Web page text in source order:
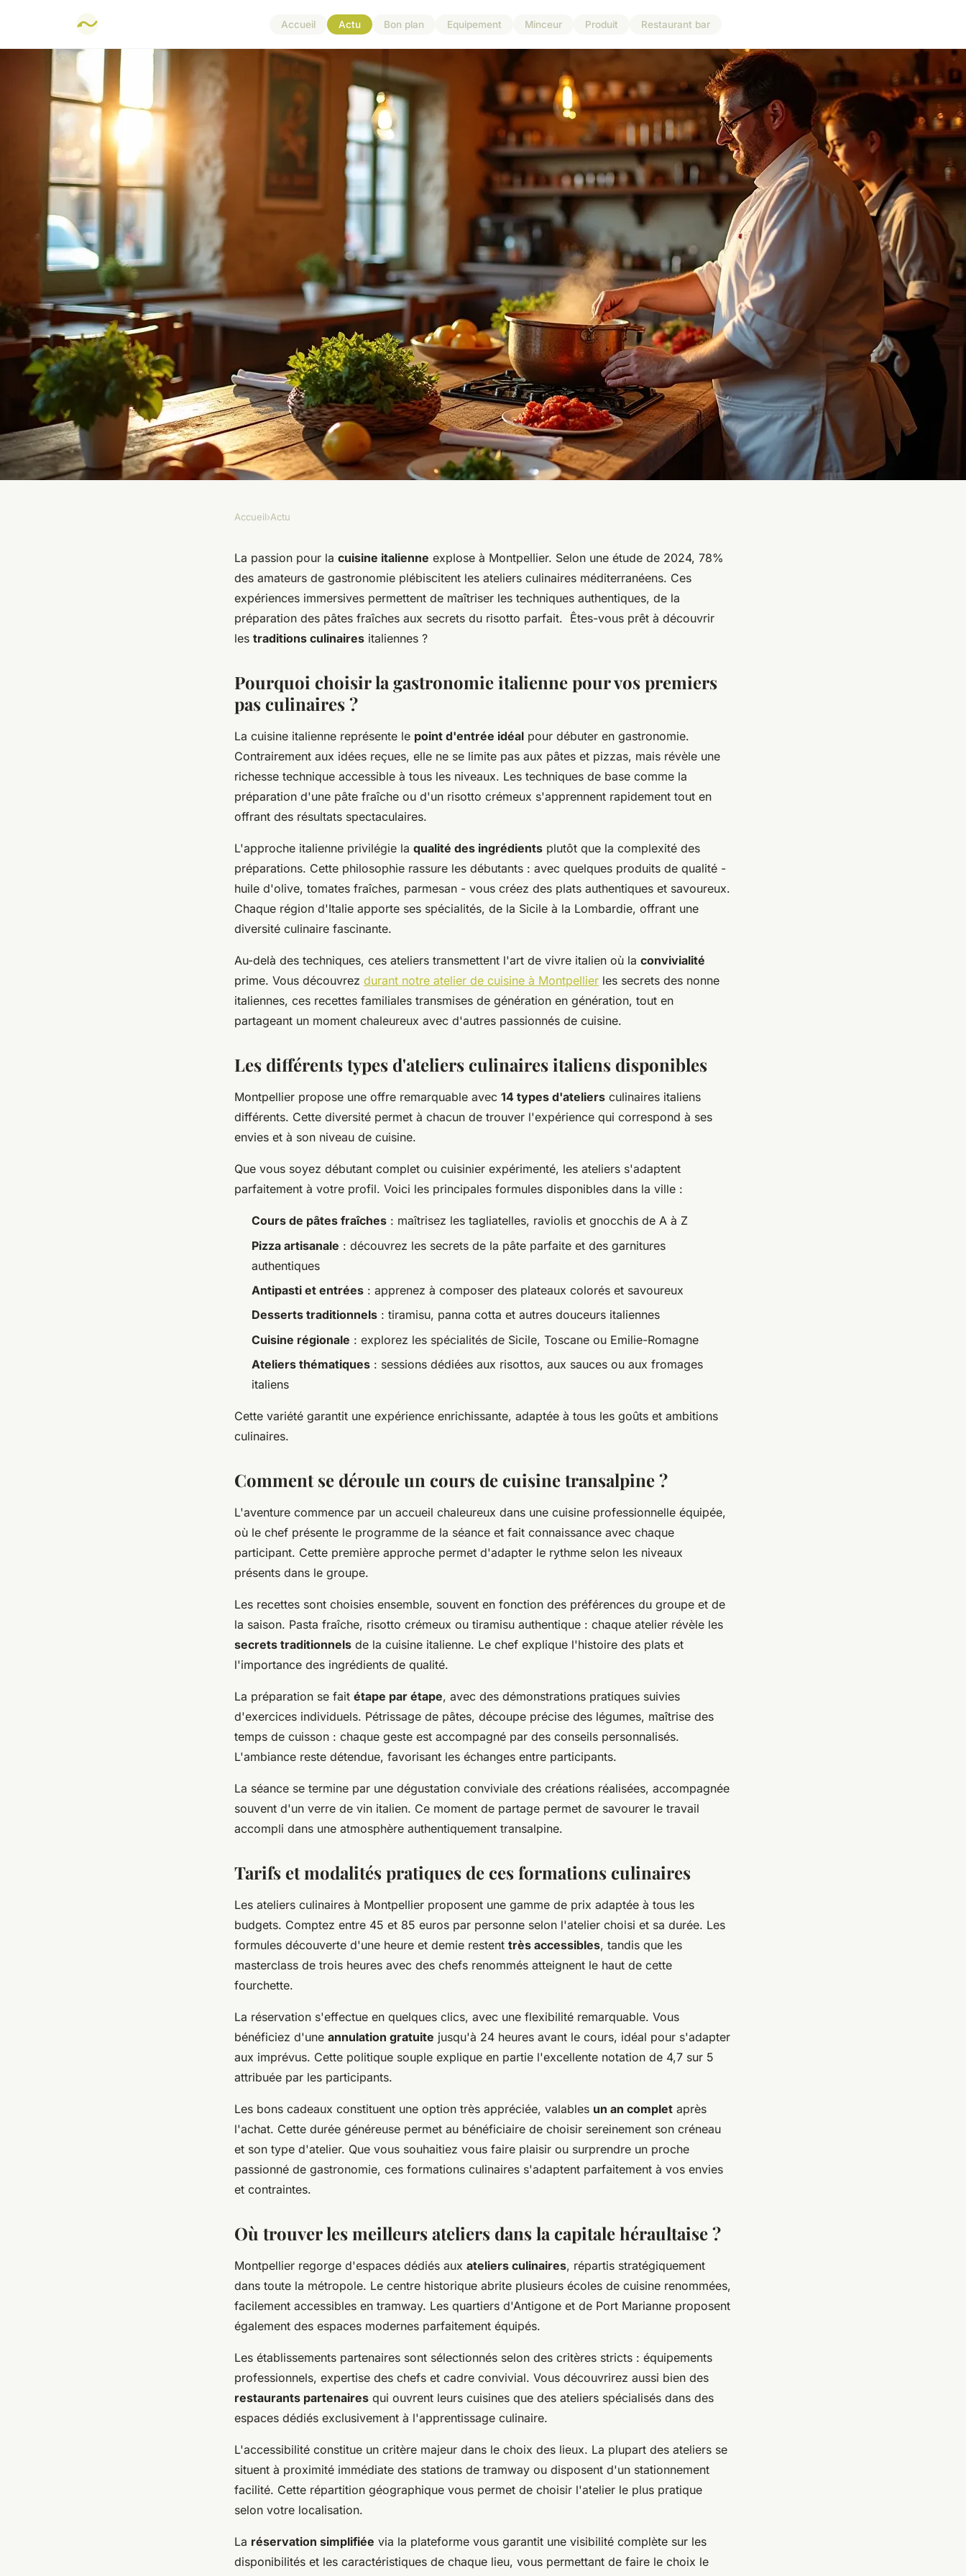
Accueil Actu Bon plan Equipement Minceur Produit Restaurant bar
Apprendre à cuisiner italien à
montpellier : les ateliers à découvrir
Accueil›Actu
La passion pour la cuisine italienne explose à Montpellier. Selon une étude de 2024, 78%
des amateurs de gastronomie plébiscitent les ateliers culinaires méditerranéens. Ces
expériences immersives permettent de maîtriser les techniques authentiques, de la
préparation des pâtes fraîches aux secrets du risotto parfait. Êtes-vous prêt à découvrir
les traditions culinaires italiennes ?
Pourquoi choisir la gastronomie italienne pour vos premiers
pas culinaires ?
La cuisine italienne représente le point d'entrée idéal pour débuter en gastronomie.
Contrairement aux idées reçues, elle ne se limite pas aux pâtes et pizzas, mais révèle une
richesse technique accessible à tous les niveaux. Les techniques de base comme la
préparation d'une pâte fraîche ou d'un risotto crémeux s'apprennent rapidement tout en
offrant des résultats spectaculaires.
L'approche italienne privilégie la qualité des ingrédients plutôt que la complexité des
préparations. Cette philosophie rassure les débutants : avec quelques produits de qualité -
huile d'olive, tomates fraîches, parmesan - vous créez des plats authentiques et savoureux.
Chaque région d'Italie apporte ses spécialités, de la Sicile à la Lombardie, offrant une
diversité culinaire fascinante.
Au-delà des techniques, ces ateliers transmettent l'art de vivre italien où la convivialité
prime. Vous découvrez durant notre atelier de cuisine à Montpellier les secrets des nonne
italiennes, ces recettes familiales transmises de génération en génération, tout en
partageant un moment chaleureux avec d'autres passionnés de cuisine.
Les différents types d'ateliers culinaires italiens disponibles
Montpellier propose une offre remarquable avec 14 types d'ateliers culinaires italiens
différents. Cette diversité permet à chacun de trouver l'expérience qui correspond à ses
envies et à son niveau de cuisine.
Que vous soyez débutant complet ou cuisinier expérimenté, les ateliers s'adaptent
parfaitement à votre profil. Voici les principales formules disponibles dans la ville :
Cours de pâtes fraîches : maîtrisez les tagliatelles, raviolis et gnocchis de A à Z
Pizza artisanale : découvrez les secrets de la pâte parfaite et des garnitures
authentiques
Antipasti et entrées : apprenez à composer des plateaux colorés et savoureux
Desserts traditionnels : tiramisu, panna cotta et autres douceurs italiennes
Cuisine régionale : explorez les spécialités de Sicile, Toscane ou Emilie-Romagne
Ateliers thématiques : sessions dédiées aux risottos, aux sauces ou aux fromages
italiens
Cette variété garantit une expérience enrichissante, adaptée à tous les goûts et ambitions
culinaires.
Comment se déroule un cours de cuisine transalpine ?
L'aventure commence par un accueil chaleureux dans une cuisine professionnelle équipée,
où le chef présente le programme de la séance et fait connaissance avec chaque
participant. Cette première approche permet d'adapter le rythme selon les niveaux
présents dans le groupe.
Les recettes sont choisies ensemble, souvent en fonction des préférences du groupe et de
la saison. Pasta fraîche, risotto crémeux ou tiramisu authentique : chaque atelier révèle les
secrets traditionnels de la cuisine italienne. Le chef explique l'histoire des plats et
l'importance des ingrédients de qualité.
La préparation se fait étape par étape, avec des démonstrations pratiques suivies
d'exercices individuels. Pétrissage de pâtes, découpe précise des légumes, maîtrise des
temps de cuisson : chaque geste est accompagné par des conseils personnalisés.
L'ambiance reste détendue, favorisant les échanges entre participants.
La séance se termine par une dégustation conviviale des créations réalisées, accompagnée
souvent d'un verre de vin italien. Ce moment de partage permet de savourer le travail
accompli dans une atmosphère authentiquement transalpine.
Tarifs et modalités pratiques de ces formations culinaires
Les ateliers culinaires à Montpellier proposent une gamme de prix adaptée à tous les
budgets. Comptez entre 45 et 85 euros par personne selon l'atelier choisi et sa durée. Les
formules découverte d'une heure et demie restent très accessibles, tandis que les
masterclass de trois heures avec des chefs renommés atteignent le haut de cette
fourchette.
La réservation s'effectue en quelques clics, avec une flexibilité remarquable. Vous
bénéficiez d'une annulation gratuite jusqu'à 24 heures avant le cours, idéal pour s'adapter
aux imprévus. Cette politique souple explique en partie l'excellente notation de 4,7 sur 5
attribuée par les participants.
Les bons cadeaux constituent une option très appréciée, valables un an complet après
l'achat. Cette durée généreuse permet au bénéficiaire de choisir sereinement son créneau
et son type d'atelier. Que vous souhaitiez vous faire plaisir ou surprendre un proche
passionné de gastronomie, ces formations culinaires s'adaptent parfaitement à vos envies
et contraintes.
Où trouver les meilleurs ateliers dans la capitale héraultaise ?
Montpellier regorge d'espaces dédiés aux ateliers culinaires, répartis stratégiquement
dans toute la métropole. Le centre historique abrite plusieurs écoles de cuisine renommées,
facilement accessibles en tramway. Les quartiers d'Antigone et de Port Marianne proposent
également des espaces modernes parfaitement équipés.
Les établissements partenaires sont sélectionnés selon des critères stricts : équipements
professionnels, expertise des chefs et cadre convivial. Vous découvrirez aussi bien des
restaurants partenaires qui ouvrent leurs cuisines que des ateliers spécialisés dans des
espaces dédiés exclusivement à l'apprentissage culinaire.
L'accessibilité constitue un critère majeur dans le choix des lieux. La plupart des ateliers se
situent à proximité immédiate des stations de tramway ou disposent d'un stationnement
facilité. Cette répartition géographique vous permet de choisir l'atelier le plus pratique
selon votre localisation.
La réservation simplifiée via la plateforme vous garantit une visibilité complète sur les
disponibilités et les caractéristiques de chaque lieu, vous permettant de faire le choix le